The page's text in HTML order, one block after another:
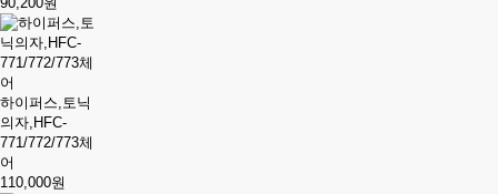
하이퍼스,토닉
의자,HFC-
771/772/773체
어
110,000원